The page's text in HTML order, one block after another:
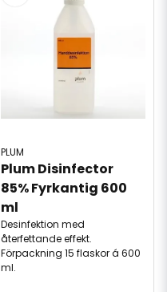
PLUM
Plum Disinfector
85% Fyrkantig 600
ml
Desinfektion med
återfettande effekt.
Förpackning 15 flaskor á 600
ml.